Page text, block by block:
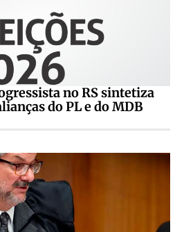
no RS sintetiza
do PL e do MDB